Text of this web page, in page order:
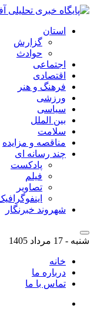
استان
گزارش
حوادث
اجتماعی
اقتصادی
فرهنگ و هنر
ورزشی
سیاسی
بین الملل
سلامت
مناقصه و مزایده
چند رسانه ای
پادکست
فیلم
تصاویر
شهروند خبرنگار
شنبه - 17 مرداد 1405
خانه
درباره ما
تماس با ما